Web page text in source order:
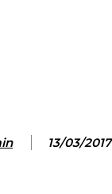
13/03/2017